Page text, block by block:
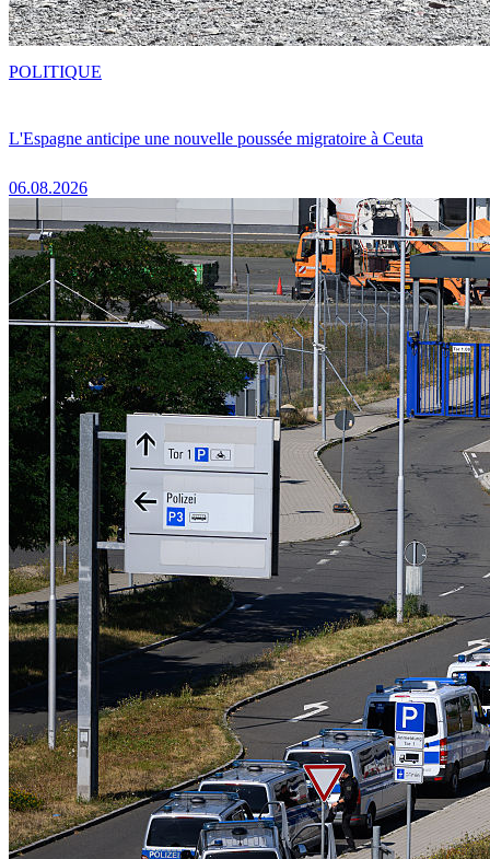
L'Espagne anticipe une nouvelle poussée migratoire à Ceuta
06.08.2026
POLITIQUE